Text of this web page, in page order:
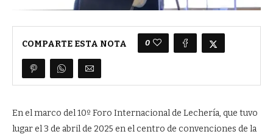
COMPARTE ESTA NOTA 0
En el marco del 10º Foro Internacional de Lechería, que tuvo
lugar el 3 de abril de 2025 en el centro de convenciones de la